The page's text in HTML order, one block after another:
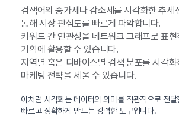
검색어의 증가세나 감소세를 시각화한 추
통해 시장 관심도를 빠르게 파악합니다.
키워드 간 연관성을 네트워크 그래프로 표
기획에 활용할 수 있습니다.
지역별 혹은 디바이스별 검색 분포를 시각
마케팅 전략을 세울 수 있습니다.
이처럼 시각화는 데이터의 의미를 직관적으로 전
빠르고 정확하게 만드는 강력한 도구입니다.